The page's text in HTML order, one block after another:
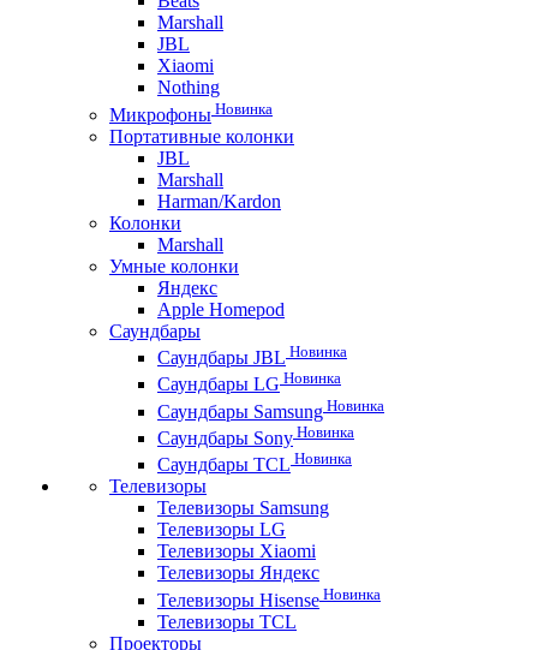
Marshall
JBL
Xiaomi
Nothing
Микрофоны Новинка
Портативные колонки
JBL
Marshall
Harman/Kardon
Колонки
Marshall
Умные колонки
Яндекс
Apple Homepod
Саундбары
Саундбары JBL Новинка
Саундбары LG Новинка
Саундбары Samsung Новинка
Саундбары Sony Новинка
Саундбары TCL Новинка
Телевизоры
Телевизоры Samsung
Телевизоры LG
Телевизоры Xiaomi
Телевизоры Яндекс
Телевизоры Hisense Новинка
Телевизоры TCL
Проекторы